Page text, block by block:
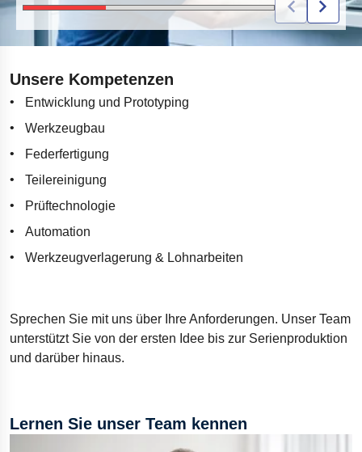
Unsere Kompetenzen
Entwicklung und Prototyping
Werkzeugbau
Federfertigung
Teilereinigung
Prüftechnologie
Automation
Werkzeugverlagerung & Lohnarbeiten
Sprechen Sie mit uns über Ihre Anforderungen. Unser Team
unterstützt Sie von der ersten Idee bis zur Serienproduktion
und darüber hinaus.
Lernen Sie unser Team kennen